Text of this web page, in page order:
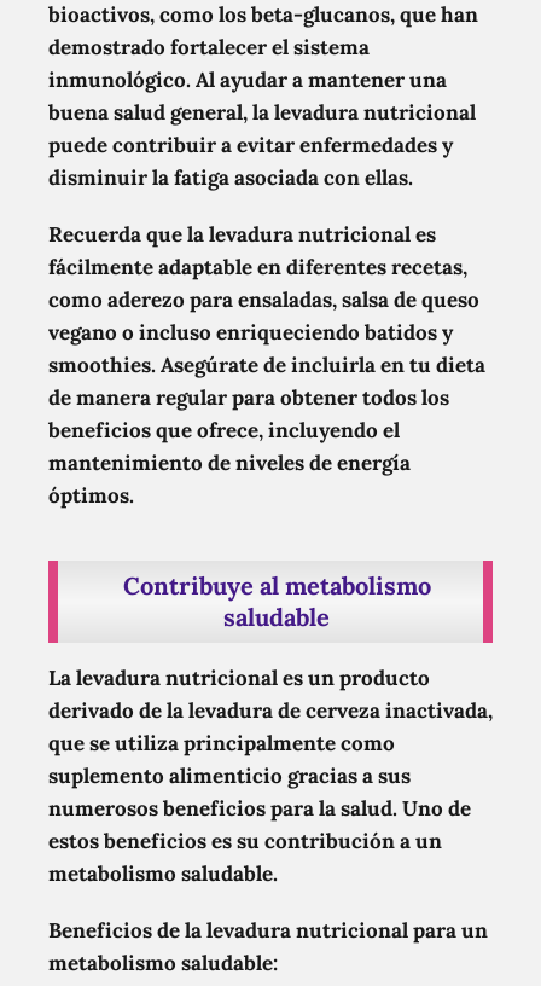
bioactivos, como los beta-glucanos, que han
demostrado fortalecer el sistema
inmunológico. Al ayudar a mantener una
buena salud general, la levadura nutricional
puede contribuir a evitar enfermedades y
disminuir la fatiga asociada con ellas.
Recuerda que la levadura nutricional es
fácilmente adaptable en diferentes recetas,
como aderezo para ensaladas, salsa de queso
vegano o incluso enriqueciendo batidos y
smoothies. Asegúrate de incluirla en tu dieta
de manera regular para obtener todos los
beneficios que ofrece, incluyendo el
mantenimiento de niveles de energía
óptimos.
Contribuye al metabolismo
saludable
La levadura nutricional es un producto
derivado de la levadura de cerveza inactivada,
que se utiliza principalmente como
suplemento alimenticio gracias a sus
numerosos beneficios para la salud. Uno de
estos beneficios es su contribución a un
metabolismo saludable.
Beneficios de la levadura nutricional para un
metabolismo saludable: